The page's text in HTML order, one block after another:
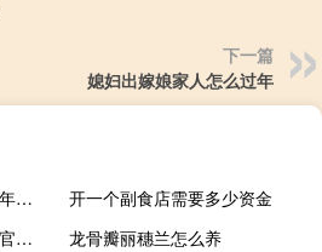
下一篇
媳妇出嫁娘家人怎么过年
天启年间大事年表（天启年间）
开一个副食店需要多少资金
前沿科技时讯：苹果更新官网版面：没有MacBook Pro 只有Beats系列产品
龙骨瓣丽穗兰怎么养